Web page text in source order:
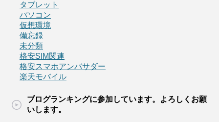
タブレット
パソコン
仮想環境
備忘録
未分類
格安SIM関連
格安スマホアンバサダー
楽天モバイル
ブログランキングに参加しています。よろしくお願
いします。